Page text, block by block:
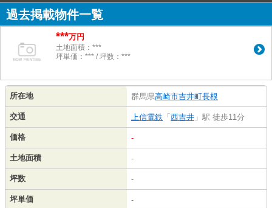
過去掲載物件一覧
***万円
土地面積：***
坪単価：*** / 坪数：***
所在地 群馬県高崎市吉井町長根
交通 上信電鉄 「 西吉井 」駅 徒歩11分
価格 -
土地面積 -
坪数 -
坪単価 -